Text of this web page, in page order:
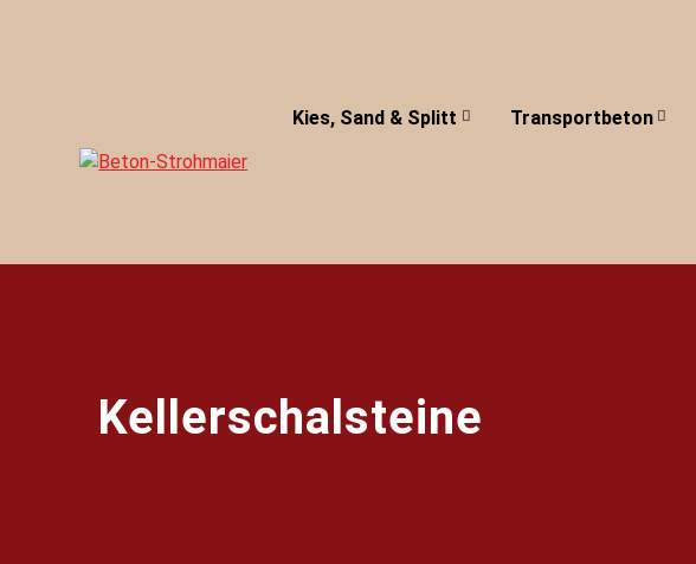
Kies, Sand & Splitt Transportbeton
Kellerschalsteine